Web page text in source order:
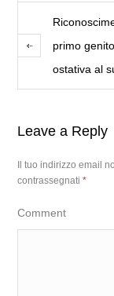
primo
ostativa al
Leave a Reply
Il tuo indirizzo email
contrassegnati*
Comment